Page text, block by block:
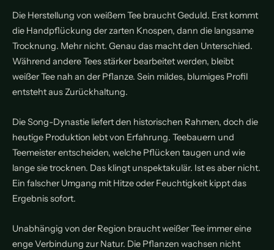
Die Herstellung von weißem Tee braucht Geduld. Erst kommt
die Handpflückung der zarten Knospen, dann die langsame
Trocknung. Mehr nicht. Genau das macht den Unterschied.
Während andere Tees stärker bearbeitet werden, bleibt
weißer Tee nah an der Pflanze. Sein mildes, blumiges Profil
entsteht aus Zurückhaltung.
Die Song-Dynastie liefert den historischen Rahmen, doch die
heutige Produktion lebt von Erfahrung. Teebauern und
Teemeister entscheiden, welche Pflücken taugen und wie
lange sie trocknen. Das klingt unspektakulär. Ist es aber nicht.
Ein falscher Umgang mit Hitze oder Feuchtigkeit kippt das
Ergebnis sofort.
Unabhängig von der Region braucht weißer Tee immer eine
enge Verbindung zur Natur. Die Pflanzen wachsen nicht